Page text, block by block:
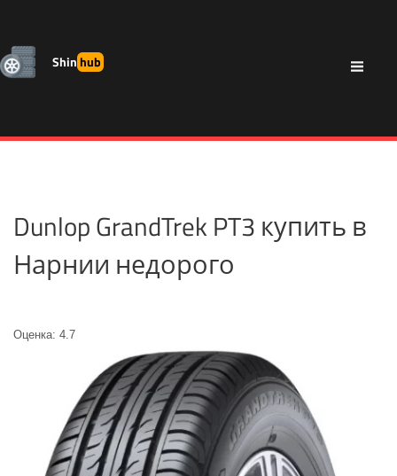
Shinhub
Dunlop GrandTrek PT3 купить в
Нарнии недорого
Оценка: 4.7